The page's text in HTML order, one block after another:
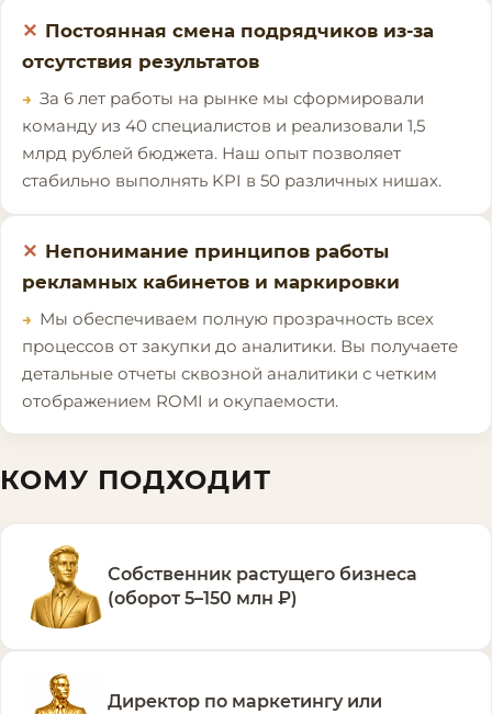
Постоянная смена подрядчиков из-за
отсутствия результатов
За 6 лет работы на рынке мы сформировали
команду из 40 специалистов и реализовали 1,5
млрд рублей бюджета. Наш опыт позволяет
стабильно выполнять KPI в 50 различных нишах.
Непонимание принципов работы
рекламных кабинетов и маркировки
Мы обеспечиваем полную прозрачность всех
процессов от закупки до аналитики. Вы получаете
детальные отчеты сквозной аналитики с четким
отображением ROMI и окупаемости.
КОМУ ПОДХОДИТ
Собственник растущего бизнеса
(оборот 5–150 млн ₽)
Директор по маркетингу или